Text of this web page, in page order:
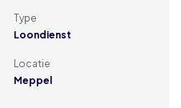
Type
Loondienst
Locatie
Meppel